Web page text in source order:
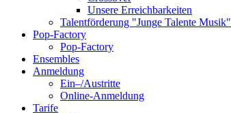
Unsere Erreichbarkeiten
Talentförderung "Junge Talente Musik"
Pop-Factory
Pop-Factory
Ensembles
Anmeldung
Ein–/Austritte
Online-Anmeldung
Tarife